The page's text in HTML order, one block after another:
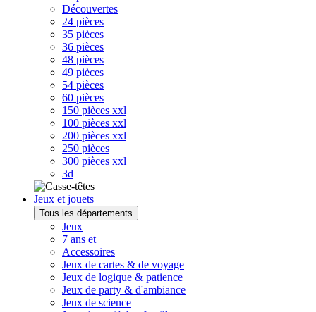
Découvertes
24 pièces
35 pièces
36 pièces
48 pièces
49 pièces
54 pièces
60 pièces
150 pièces xxl
100 pièces xxl
200 pièces xxl
250 pièces
300 pièces xxl
3d
Jeux et jouets
Tous les départements
Jeux
7 ans et +
Accessoires
Jeux de cartes & de voyage
Jeux de logique & patience
Jeux de party & d'ambiance
Jeux de science